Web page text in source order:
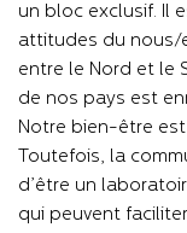
un bloc exclusif. Il
attitudes du nous/
entre le Nord et le
de nos pays est
Notre bien-être
Toutefois, la
d’être un
qui peuvent